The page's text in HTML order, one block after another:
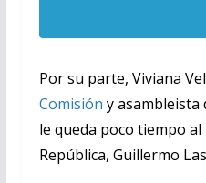
Por su parte, Viviana
Comisión y asambleista
le queda poco tiempo
República, Guillermo